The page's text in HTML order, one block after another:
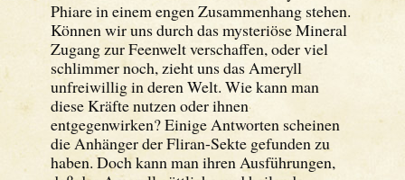
Phiare in einem engen Zusammenhang stehen.
Können wir uns durch das mysteriöse Mineral
Zugang zur Feenwelt verschaffen, oder viel
schlimmer noch, zieht uns das Ameryll
unfreiwillig in deren Welt. Wie kann man
diese Kräfte nutzen oder ihnen
entgegenwirken? Einige Antworten scheinen
die Anhänger der Fliran-Sekte gefunden zu
haben. Doch kann man ihren Ausführungen,